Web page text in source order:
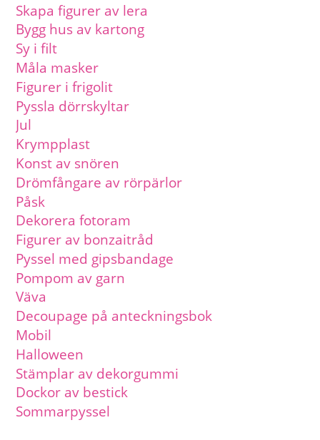
Skapa figurer av lera
Bygg hus av kartong
Sy i filt
Måla masker
Figurer i frigolit
Pyssla dörrskyltar
Jul
Krympplast
Konst av snören
Drömfångare av rörpärlor
Påsk
Dekorera fotoram
Figurer av bonzaitråd
Pyssel med gipsbandage
Pompom av garn
Väva
Decoupage på anteckningsbok
Mobil
Halloween
Stämplar av dekorgummi
Dockor av bestick
Sommarpyssel